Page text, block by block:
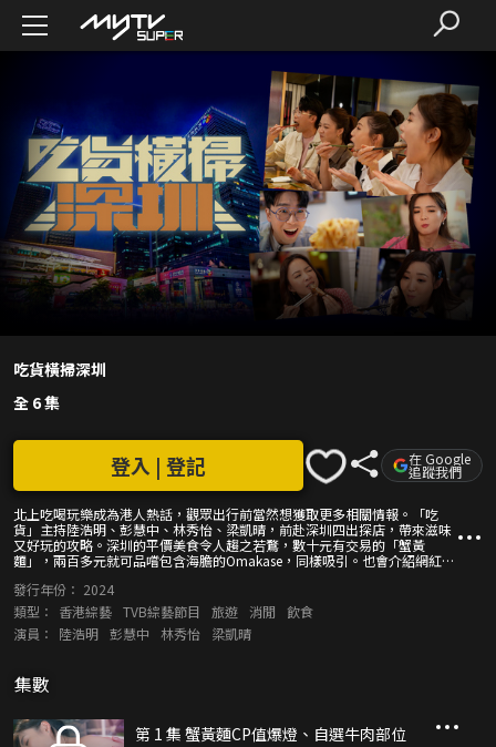
吃貨橫掃深圳
全 6 集
北上吃喝玩樂成為港人熱話，觀眾出行前當然想獲取更多相關情報。「吃
貨」主持陸浩明、彭慧中、林秀怡、梁凱晴，前赴深圳四出探店，帶來滋味
又好玩的攻略。深圳的平價美食令人趨之若鶩，數十元有交易的「蟹黃
麵」，兩百多元就可品嚐包含海膽的Omakase，同樣吸引。也會介紹網紅打
少港人掃貨新熱點，主持們入場搜羅網上大熱產品，並為大家「開箱試
伏」。
登入 | 登記 在 Google
追蹤我們
發行年份： 2024
類型：
香港綜藝 TVB綜藝節目 旅遊 消閒
飲食
演員：
陸浩明 彭慧中 林秀怡 梁凱晴
集數
第 1 集 蟹黃麵CP值爆燈、自選牛肉部位